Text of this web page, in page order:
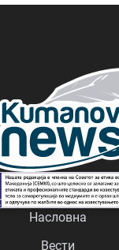
Насловна
Вести